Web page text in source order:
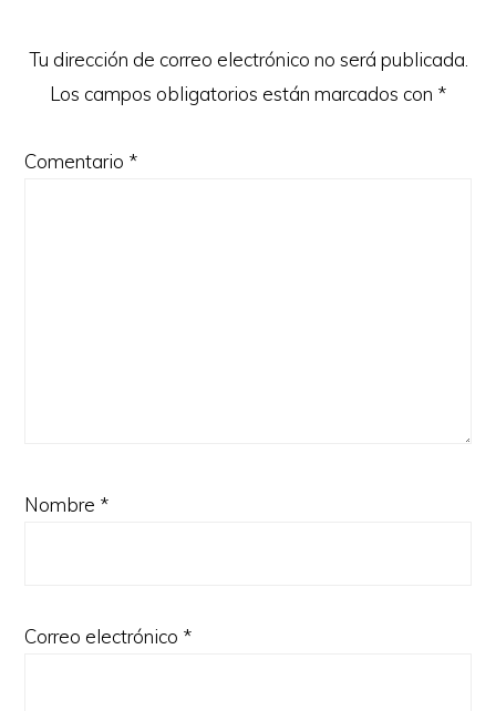
lectores
Tu dirección de correo electrónico no será publicada.
Los campos obligatorios están marcados con *
Comentario *
Nombre *
Correo electrónico *